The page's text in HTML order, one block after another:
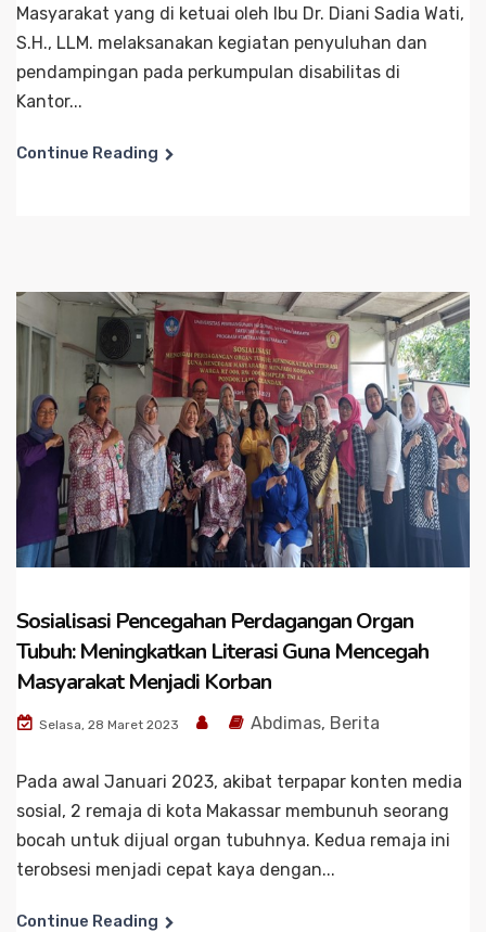
Masyarakat yang di ketuai oleh Ibu Dr. Diani Sadia Wati,
S.H., LLM. melaksanakan kegiatan penyuluhan dan
pendampingan pada perkumpulan disabilitas di
Kantor...
Continue Reading
Sosialisasi Pencegahan Perdagangan Organ
Tubuh: Meningkatkan Literasi Guna Mencegah
Masyarakat Menjadi Korban
Selasa, 28 Maret 2023 Abdimas, Berita
Pada awal Januari 2023, akibat terpapar konten media
sosial, 2 remaja di kota Makassar membunuh seorang
bocah untuk dijual organ tubuhnya. Kedua remaja ini
terobsesi menjadi cepat kaya dengan...
Continue Reading